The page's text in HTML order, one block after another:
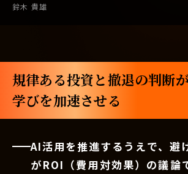
鈴木 貴雄
規律ある投資と撤退の判断が
学びを加速させる
AI活用を推進するうえで、避
がROI（費用対効果）の議論